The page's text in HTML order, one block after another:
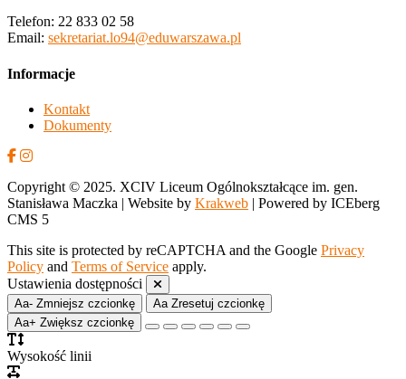
Telefon: 22 833 02 58
Email: sekretariat.lo94@eduwarszawa.pl
Informacje
Kontakt
Dokumenty
Copyright © 2025. XCIV Liceum Ogólnokształcące im. gen.
Stanisława Maczka | Website by Krakweb | Powered by ICEberg
CMS 5
This site is protected by reCAPTCHA and the Google Privacy
Policy and Terms of Service apply.
Ustawienia dostępności
Aa- Zmniejsz czcionkę Aa Zresetuj czcionkę
Aa+ Zwiększ czcionkę
Wysokość linii